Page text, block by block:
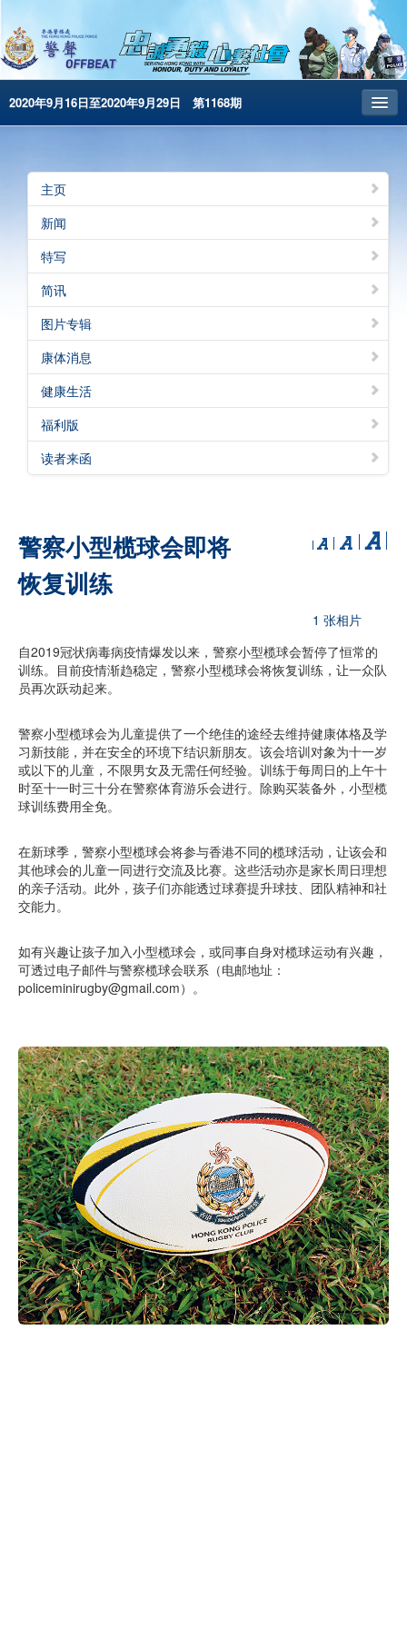
2020年9月16日至2020年9月29日 第1168期
昔日警声
警务处主页
繁體版
English
电子书版
主页
新闻
特写
简讯
图片专辑
康体消息
健康生活
福利版
读者来函
警察小型榄球会即将
恢复训练
1 张相片
自2019冠状病毒病疫情爆发以来，警察小型榄球会暂停了恒常的
训练。目前疫情渐趋稳定，警察小型榄球会将恢复训练，让一众队
员再次跃动起来。
警察小型榄球会为儿童提供了一个绝佳的途经去维持健康体格及学
习新技能，并在安全的环境下结识新朋友。该会培训对象为十一岁
或以下的儿童，不限男女及无需任何经验。训练于每周日的上午十
时至十一时三十分在警察体育游乐会进行。除购买装备外，小型榄
球训练费用全免。
在新球季，警察小型榄球会将参与香港不同的榄球活动，让该会和
其他球会的儿童一同进行交流及比赛。这些活动亦是家长周日理想
的亲子活动。此外，孩子们亦能透过球赛提升球技、团队精神和社
交能力。
如有兴趣让孩子加入小型榄球会，或同事自身对榄球运动有兴趣，
可透过电子邮件与警察榄球会联系（电邮地址：
policeminirugby@gmail.com）。